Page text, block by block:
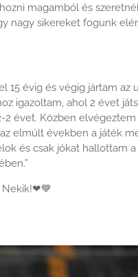
magamból és
nagy sikereket fogunk
15 évig és végig jártam az
igazoltam, ahol 2 évet
2 évet. Közben
elmúlt években a játék
és csak jókat hallottam a
❤💙